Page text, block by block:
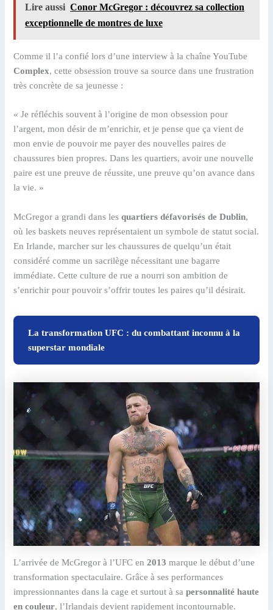
Lire aussi Conor McGregor : découvrez sa collection
exceptionnelle de montres de luxe
Comme il l’a confié lors d’une interview à la chaîne YouTube
Complex, cette obsession trouve sa source dans une frustration
très concrète de sa jeunesse :
« Je réfléchis souvent à l’origine de mon obsession pour
l’argent, mon désir de m’enrichir, et je pense que ça vient de
mon envie de pouvoir me payer des nouvelles paires de
chaussures bien propres. Dans les quartiers, avoir une nouvelle
paire est une preuve de réussite, une preuve qu’on avance dans
la vie. »
McGregor a grandi dans lesquartiers défavorisés de Dublin,
où les baskets neuves représentaient un symbole de statut social.
En Irlande, marcher sur les chaussures de quelqu’un était
considéré comme un sacrilège nécessitant une bagarre
immédiate. Cette culture de rue a nourri son ambition de
s’enrichir pour pouvoir s’offrir toutes les paires qu’il désirait.
La transformation UFC : du combattant inconnu à la
superstar mondiale
L’arrivée de McGregor à l’UFC en2013 marque le début d’une
transformation spectaculaire. Grâce à ses performances
impressionnantes dans la cage et surtout à sapersonnalité haute
en couleur, l’Irlandais devient rapidement incontournable.